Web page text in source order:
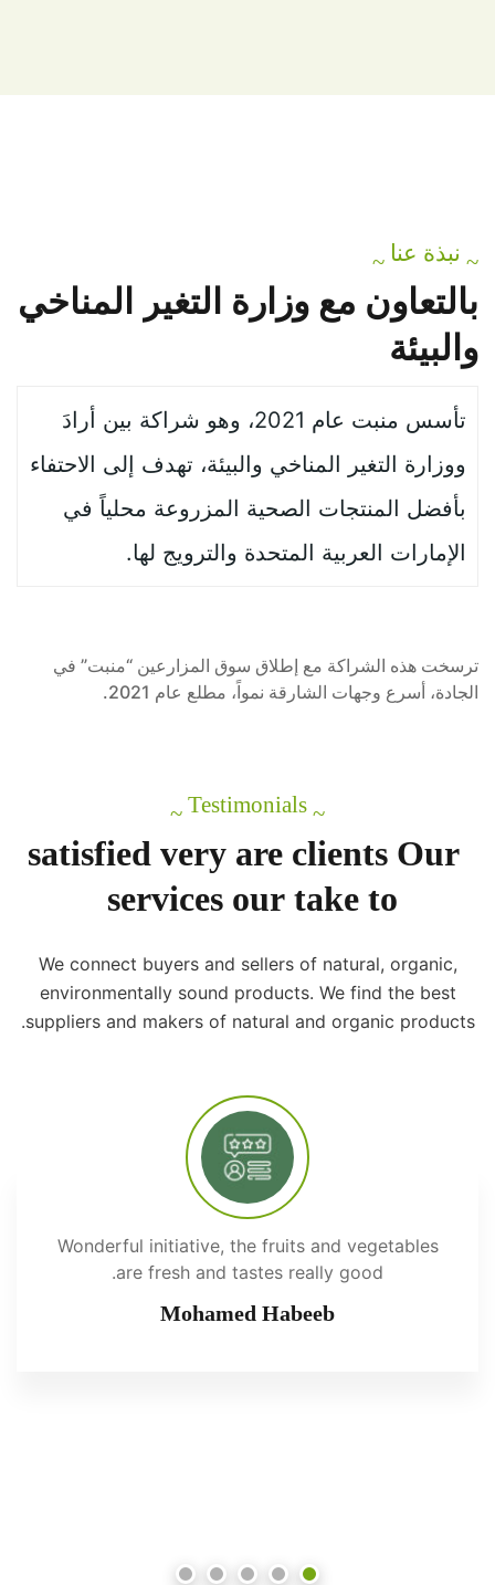
~ نبذة عنا ~
بالتعاون مع وزارة التغير
المناخي
والبيئة
تأسس منبت عام 2021، وهو شراكة بين أرادَ
ووزارة التغير المناخي والبيئة، تهدف إلى الاحتفاء
بأفضل المنتجات الصحية المزروعة محلياً في
الإمارات العربية المتحدة والترويج لها.
ترسخت هذه الشراكة مع إطلاق سوق المزارعين “منبت” في
الجادة، أسرع وجهات الشارقة نمواً، مطلع عام 2021.
~
~
Our
clients
are
very
satisfied
to
take
our
services
We connect buyers and sellers of natural, organic,
environmentally sound products. We find the best
suppliers and makers of natural and organic products.
Wonderful initiative, the fruits and vegetables
are fresh and tastes really good.
Mohamed Habeeb